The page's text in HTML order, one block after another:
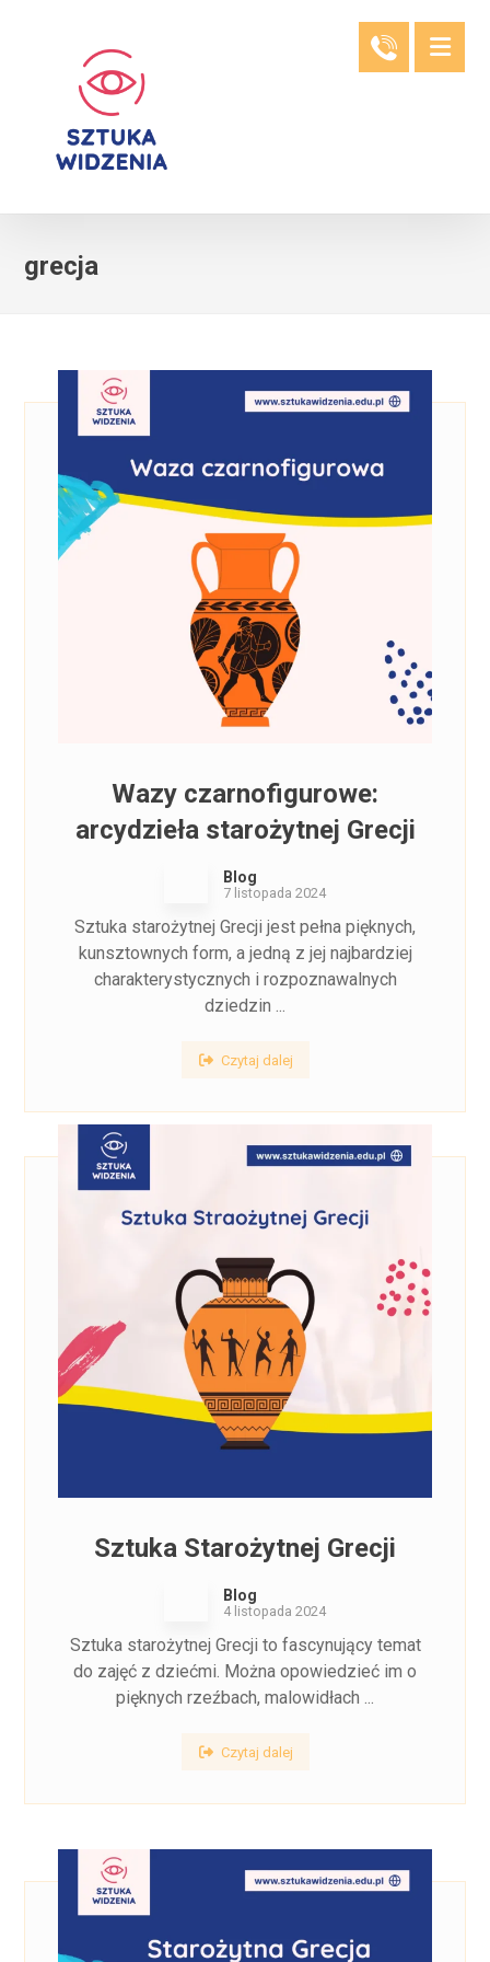
grecja
Wazy czarnofigurowe:
arcydzieła starożytnej Grecji
Blog
7 listopada 2024
Sztuka starożytnej Grecji jest pełna pięknych,
kunsztownych form, a jedną z jej najbardziej
charakterystycznych i rozpoznawalnych
dziedzin ...
Czytaj dalej
Sztuka Starożytnej Grecji
Blog
4 listopada 2024
Sztuka starożytnej Grecji to fascynujący temat
do zajęć z dziećmi. Można opowiedzieć im o
pięknych rzeźbach, malowidłach ...
Czytaj dalej